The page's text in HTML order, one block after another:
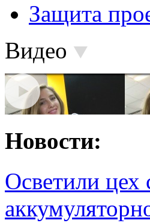
Защита
Видео
Новости:
Осветили цех